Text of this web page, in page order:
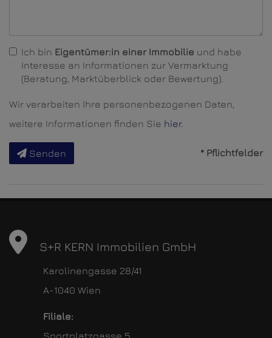
Ich bin Eigentümer:in einer Immobilie und habe
Interesse an Informationen zur Vermarktung
(Beratung, Marktüberblick oder Bewertung).
Wir verarbeiten Ihre personenbezogenen Daten,
weitere Informationen finden Sie hier.
Senden * Pflichtfelder
S+R KERN Immobilien GmbH
Karolinengasse 28/41
A-1040 Wien
Filiale:
Sportplatzgasse 5